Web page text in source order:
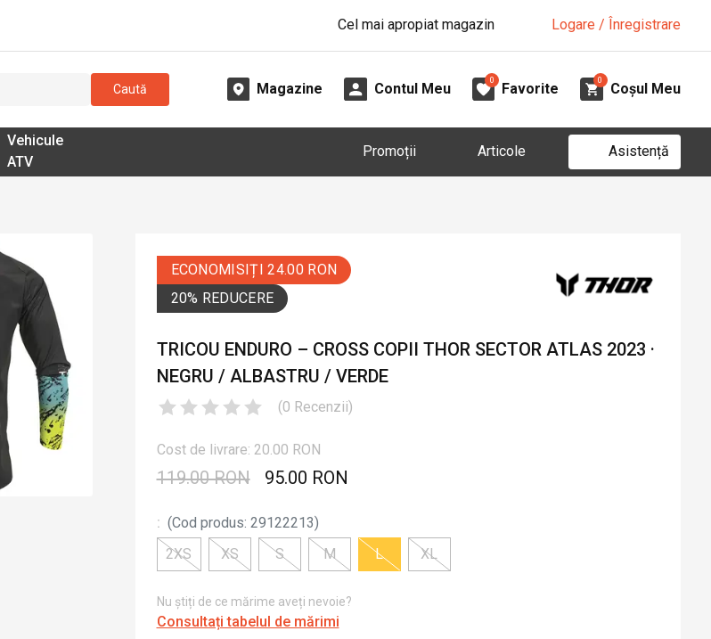
Cel mai apropiat magazin Logare / Înregistrare
Caută Magazine Contul Meu
0
Favorite
0
Coșul Meu
Vehicule
ATV
Promoții Articole Asistență
ECONOMISIȚI 24.00 RON
20% REDUCERE
TRICOU ENDURO – CROSS COPII THOR SECTOR ATLAS 2023 ·
NEGRU / ALBASTRU / VERDE
(0 Recenzii)
Cost de livrare: 20.00 RON
119.00 RON 95.00 RON
: (Cod produs: 29122213)
2XS
XS S M L XL
Nu știți de ce mărime aveți nevoie?
Consultați tabelul de mărimi